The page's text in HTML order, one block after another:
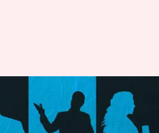
kepribadian
ENTJ, dan